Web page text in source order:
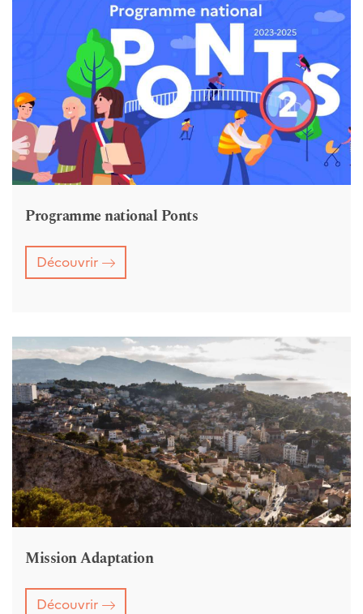
Programme national Ponts
Découvrir
Mission Adaptation
Découvrir